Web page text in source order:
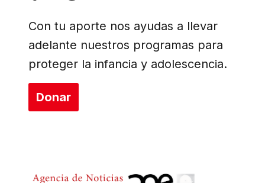
Con tu aporte nos ayudas a llevar
adelante nuestros programas para
proteger la infancia y adolescencia.
Donar